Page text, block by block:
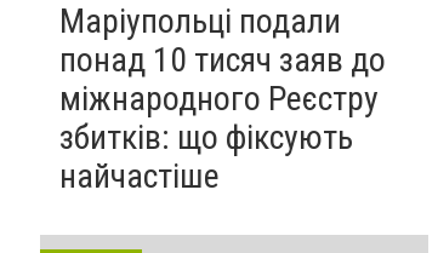
Маріупольці подали
понад 10 тисяч заяв до
міжнародного Реєстру
збитків: що фіксують
найчастіше